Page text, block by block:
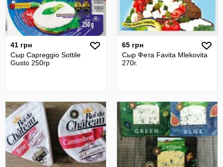
41 грн
Сыр Capreggio Sottile
Gusto 250гр
65 грн
Сыр Фета Favita Mlekovita
270г.